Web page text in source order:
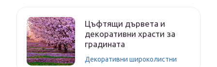
Цъфтящи дървета и
декоративни храсти за
градината
Декоративни широколистни